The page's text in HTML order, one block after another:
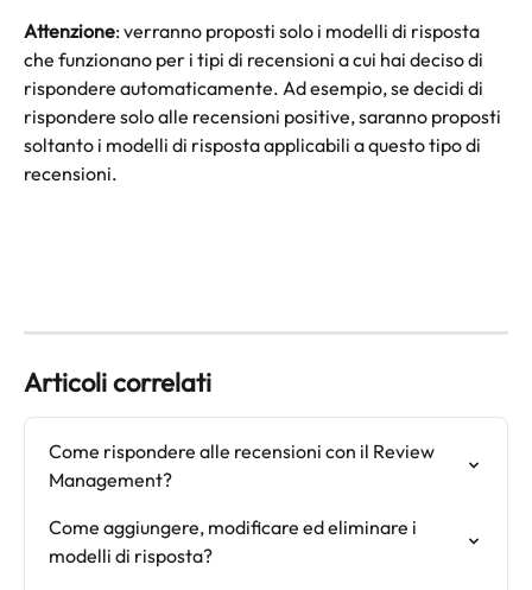
Attenzione: verranno proposti solo i modelli di risposta
che funzionano per i tipi di recensioni a cui hai deciso di
rispondere automaticamente. Ad esempio, se decidi di
rispondere solo alle recensioni positive, saranno proposti
soltanto i modelli di risposta applicabili a questo tipo di
recensioni.
Articoli correlati
Come rispondere alle recensioni con il Review
Management?
Come aggiungere, modificare ed eliminare i
modelli di risposta?